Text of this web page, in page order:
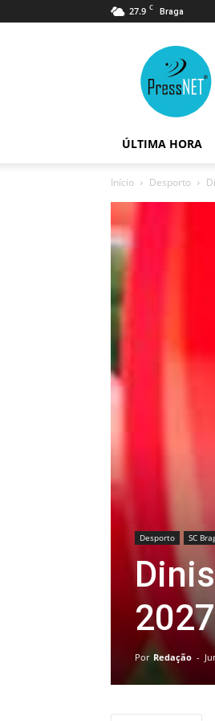
27.9 C Braga
ÚLTIMA HORA
Início Desporto
Desporto SC
2027
Por Redação -